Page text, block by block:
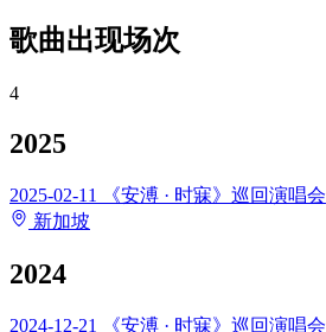
歌曲出现场次
4
2025
2025-02-11
《安溥 · 时寐》巡回演唱会
新加坡
2024
2024-12-21 《安溥 · 时寐》巡回演唱会